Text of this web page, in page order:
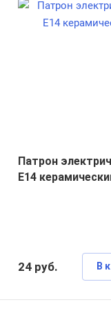
Патрон
E14
24 руб. В